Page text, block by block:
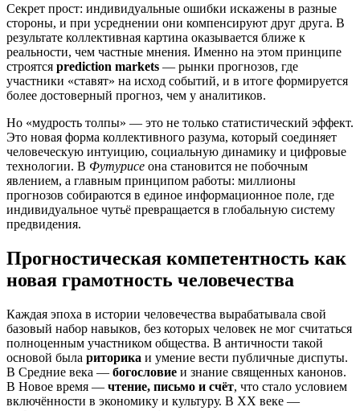
Секрет прост: индивидуальные ошибки искажены в разные
стороны, и при усреднении они компенсируют друг друга. В
результате коллективная картина оказывается ближе к
реальности, чем частные мнения. Именно на этом принципе
строятся prediction markets — рынки прогнозов, где
участники «ставят» на исход событий, и в итоге формируется
более достоверный прогноз, чем у аналитиков.
Но «мудрость толпы» — это не только статистический эффект.
Это новая форма коллективного разума, который соединяет
человеческую интуицию, социальную динамику и цифровые
технологии. В Футурисе она становится не побочным
явлением, а главным принципом работы: миллионы
прогнозов собираются в единое информационное поле, где
индивидуальное чутьё превращается в глобальную систему
предвидения.
Прогностическая компетентность как
новая грамотность человечества
Каждая эпоха в истории человечества вырабатывала свой
базовый набор навыков, без которых человек не мог считаться
полноценным участником общества. В античности такой
основой была риторика и умение вести публичные диспуты.
В Средние века — богословие и знание священных канонов.
В Новое время — чтение, письмо и счёт, что стало условием
включённости в экономику и культуру. В XX веке —